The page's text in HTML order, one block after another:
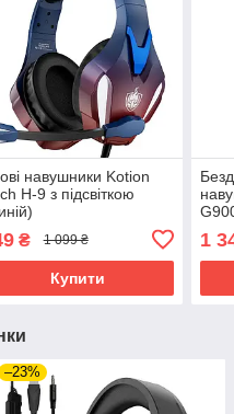
навушники Kotion
H-9 з підсвіткою
₴ 1 099 ₴
Купити
1
–23%